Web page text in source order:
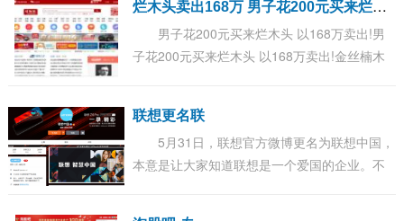
烂
木头卖出168万 男子花200元买来烂木头 竟卖出168万
男子花200元买来烂木头 以168万卖出!男
子花200元买来烂木头 以168万卖出!金丝楠木
温...
联想更名联
5月31日，联想官方微博更名为联想中国，
本意是让大家知道联想是一个爱国的企业。不